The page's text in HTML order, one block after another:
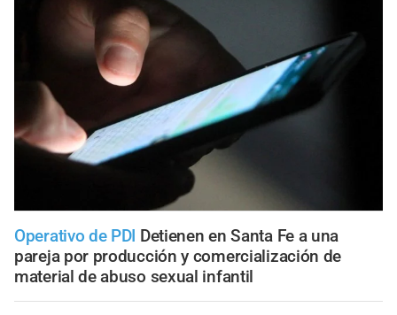
Operativo de PDI Detienen en Santa Fe a una
pareja por producción y comercialización de
material de abuso sexual infantil